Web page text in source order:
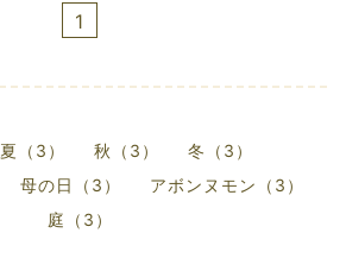
1
夏（3） 秋（3）
冬（3）
母の日（3）
アボンヌモン（3）
庭（3）